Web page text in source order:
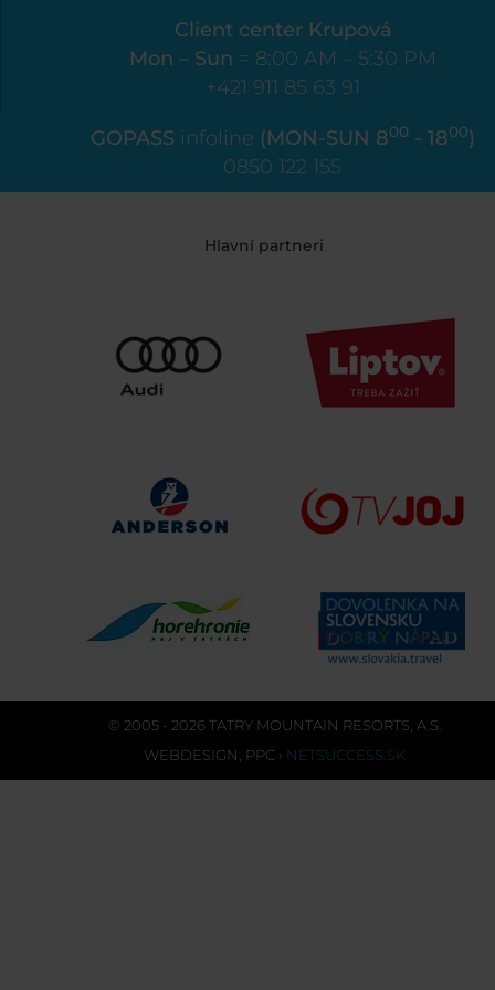
Client center Krupová
Mon – Sun = 8:00 AM – 5:30 PM
+421 911 85 63 91
GOPASS infoline (MON-SUN 800 - 1800)
0850 122 155
Hlavní partneri
© 2005 - 2026 TATRY MOUNTAIN RESORTS, A.S.
WEBDESIGN PPC › NETSUCCESS.SK